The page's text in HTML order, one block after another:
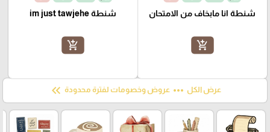
شنطة انا مابخاف من الامتحان
add_shopping_cart
شنطة im just tawjehe
add_shopping_cart
عرض الكل more_horiz عروض وخصومات لفترة محدودة keyboard_double_arrow_left